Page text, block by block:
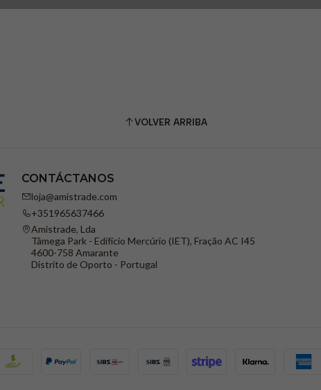
VOLVER ARRIBA
CONTÁCTANOS
loja@amistrade.com
+351965637466
Amistrade, Lda
Tâmega Park - Edifício Mercúrio (IET), Fração AC I45
4600-758 Amarante
Distrito de Oporto - Portugal